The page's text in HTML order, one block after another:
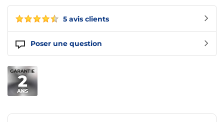
5 avis clients
Poser une question